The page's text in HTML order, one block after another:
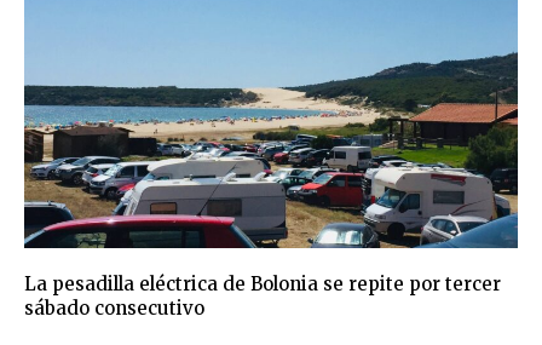
La pesadilla eléctrica de Bolonia se repite por tercer
sábado consecutivo